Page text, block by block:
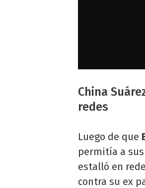
China
redes
Luego de que
permitía a
estalló en
contra su ex